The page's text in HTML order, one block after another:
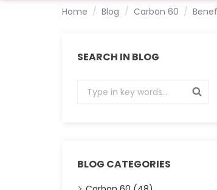
Home Blog Carbon 60
SEARCH IN BLOG
BLOG CATEGORIES